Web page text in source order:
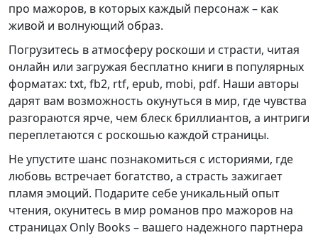
про мажоров, в которых каждый персонаж – как
живой и волнующий образ.
Погрузитесь в атмосферу роскоши и страсти, читая
онлайн или загружая бесплатно книги в популярных
форматах: txt, fb2, rtf, epub, mobi, pdf. Наши авторы
дарят вам возможность окунуться в мир, где чувства
разгораются ярче, чем блеск бриллиантов, а интриги
переплетаются с роскошью каждой страницы.
Не упустите шанс познакомиться с историями, где
любовь встречает богатство, а страсть зажигает
пламя эмоций. Подарите себе уникальный опыт
чтения, окунитесь в мир романов про мажоров на
страницах Only Books – вашего надежного партнера